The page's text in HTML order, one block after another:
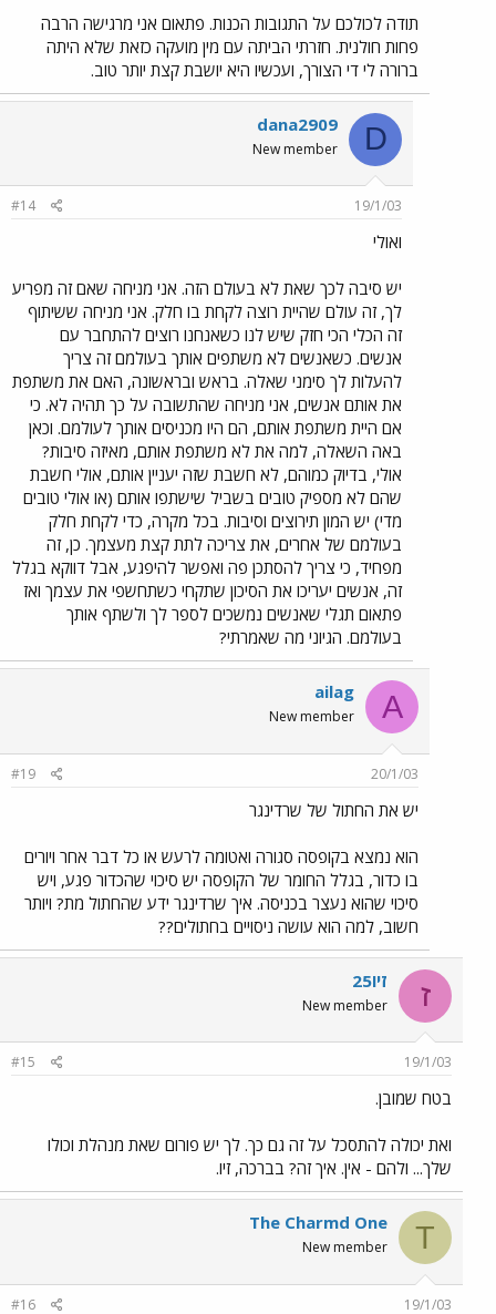
תודה לכולכם על התגובות הכנות. פתאום אני מרגישה הרבה
פחות חולנית. חזרתי הביתה עם מין מועקה כזאת שלא היתה
ברורה לי די הצורך, ועכשיו היא יושבת קצת יותר טוב.
D
dana2909
New member
19/1/03
#14
ואולי
יש סיבה לכך שאת לא בעולם הזה. אני מניחה שאם זה מפריע
לך, זה עולם שהיית רוצה לקחת בו חלק. אני מניחה ששיתוף
זה הכלי הכי חזק שיש לנו כשאנחנו רוצים להתחבר עם
אנשים. כשאנשים לא משתפים אותך בעולמם זה צריך
להעלות לך סימני שאלה. בראש ובראשונה, האם את משתפת
את אותם אנשים, אני מניחה שהתשובה על כך תהיה לא. כי
אם היית משתפת אותם, הם היו מכניסים אותך לעולמם. וכאן
באה השאלה, למה את לא משתפת אותם, מאיזה סיבות?
אולי, בדיוק כמוהם, לא חשבת שזה יעניין אותם, אולי חשבת
שהם לא מספיק טובים בשביל שישתפו אותם (או אולי טובים
מדי) יש המון תירוצים וסיבות. בכל מקרה, כדי לקחת חלק
בעולמם של אחרים, את צריכה לתת קצת מעצמך. כן, זה
מפחיד, כי צריך להסתכן פה ואפשר להיפגע, אבל דווקא בגלל
זה, אנשים יעריכו את הסיכון שתקחי כשתחשפי את עצמך ואז
פתאום תגלי שאנשים נמשכים לספר לך ולשתף אותך
בעולמם. הגיוני מה שאמרתי?
A
ailag
New member
20/1/03
#19
יש את החתול של שרדינגר
הוא נמצא בקופסה סגורה ואטומה לרעש או כל דבר אחר ויורים
בו כדור, בגלל החומר של הקופסה יש סיכוי שהכדור פגע, ויש
סיכוי שהוא נעצר בכניסה. איך שרדינגר ידע שהחתול מת? ויותר
חשוב, למה הוא עושה ניסויים בחתולים??
ז זיו25
New member
19/1/03
#15
בטח שמובן.
ואת יכולה להתסכל על זה גם כך. לך יש פורום שאת מנהלת וכולו
שלך... ולהם - אין. איך זה? בברכה, זיו.
T
The Charmd One
New member
19/1/03
#16